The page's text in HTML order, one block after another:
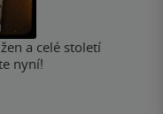
a celé století
nyní!